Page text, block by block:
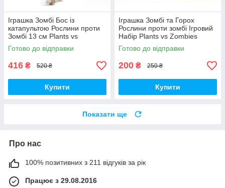
Іграшка Зомбі Бос із
катапультою Рослини проти
Зомбі 13 см Plants vs
Zombies Зомбі (00230)
Готово до відправки
416 ₴ 520 ₴
Купити
Іграшка Зомбі та Горох
Рослини проти зомбі Ігровий
Набір Plants vs Zombies
(00252)
Готово до відправки
200 ₴ 250 ₴
Купити
Показати ще
Про нас
100% позитивних з 211 відгуків за рік
Працює з 29.08.2016